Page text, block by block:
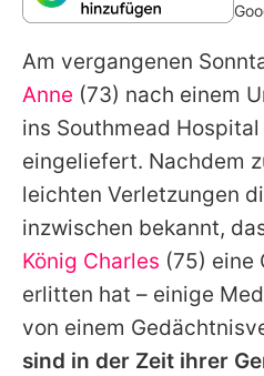
Redaktionelle
Utiq
Am vergangenen
Anne (73) nach einem
ins Southmead
eingeliefert. Nachdem
leichten Verletzungen
inzwischen bekannt,
König Charles (75) eine
erlitten hat – einige
von einem
sind in der Zeit ihrer